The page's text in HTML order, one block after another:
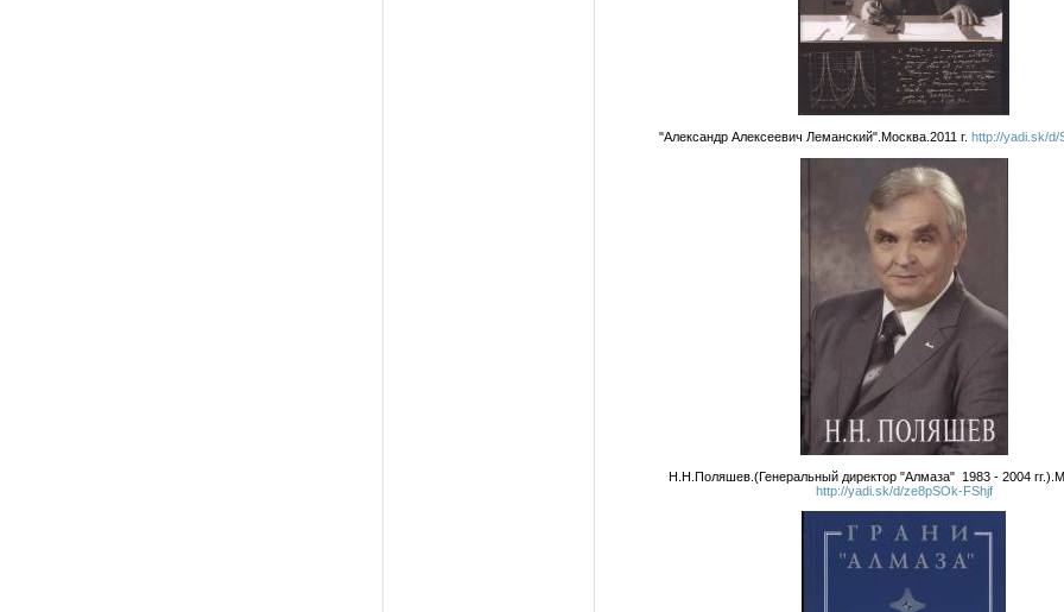
"Александр Алексеевич Леманский".Москва.2011 г. http://yadi.sk/d/
Н.Н.Поляшев.(Генеральный директор "Алмаза" 1983 - 2004
http://yadi.sk/d/ze8pSOk-FShjf